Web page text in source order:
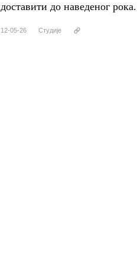
доставити до наведеног рока.
12-05-26 Студије